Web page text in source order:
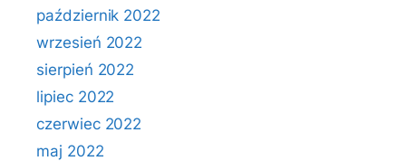
październik 2022
wrzesień 2022
sierpień 2022
lipiec 2022
czerwiec 2022
maj 2022